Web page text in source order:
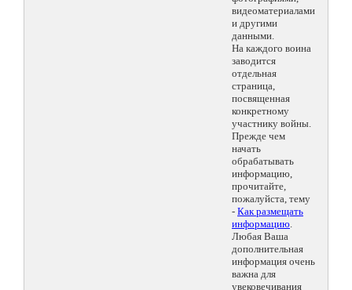
видеоматериалами
и другими
данными.
На каждого воина
заводится
отдельная
страница,
посвященная
конкретному
участнику войны.
Прежде чем
начать
обрабатывать
информацию,
прочитайте,
пожалуйста, тему
- Как размещать
информацию.
Любая Ваша
дополнительная
информация очень
важна для
увековечивания